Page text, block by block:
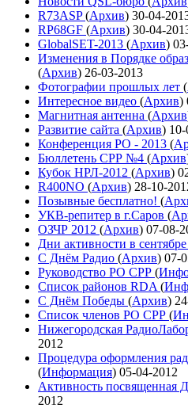
R73ASP(Архив) 30-04-
RP68GF (Архив) 30-04-
GlobalSET-2013 (Архив)
Изменения в Порядке
(Архив) 26-03-2013
Фотографии прошлых лет (
Интересное видео (Архив)
Магнитная антенна (Архив
Развитие сайта (Архив)
Конференция РО - 2013 (
Бюллетень СРР №4 (Архив
Кубок НРЛ-2012 (Архив)
R400NO (Архив) 28-10-
Позывные бесплатно! (
УКВ-репитер в г.Саров (
ОЗЧР 2012 (Архив) 07-08-
Дни активности в
С Днём Радио (Архив) 07-
Руководство РО СРР (
Список районов RDA (
С Днём Победы (Архив)
Список членов РО СРР (
Нижегородская
2012
Процедура оформления
(Информация) 05-04-2012
Активность посвященная
2012